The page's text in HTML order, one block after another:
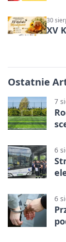
30
XV
Ostatnie
7
6
6